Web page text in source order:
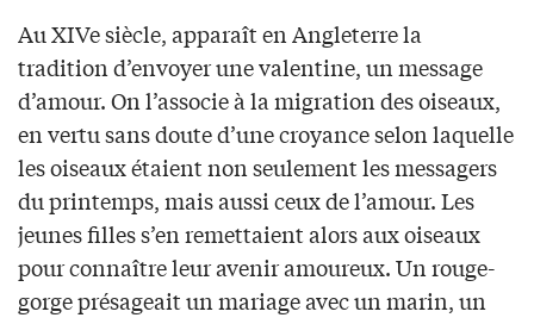
Au XIVe siècle, apparaît en Angleterre la
tradition d’envoyer une valentine, un message
d’amour. On l’associe à la migration des oiseaux,
en vertu sans doute d’une croyance selon laquelle
les oiseaux étaient non seulement les messagers
du printemps, mais aussi ceux de l’amour. Les
jeunes filles s’en remettaient alors aux oiseaux
pour connaître leur avenir amoureux. Un rouge-
gorge présageait un mariage avec un marin, un